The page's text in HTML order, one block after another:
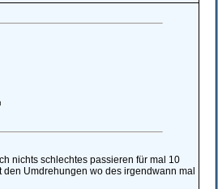
nichts schlechtes passieren für mal 10
Umdrehungen wo des irgendwann mal